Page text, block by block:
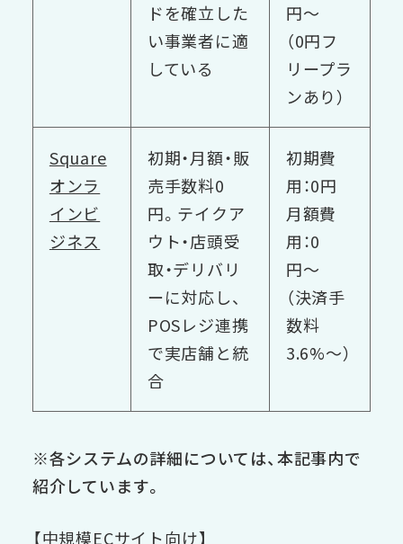
ドを確立した
い事業者に適
している
円〜
（0円フ
リープラ
ンあり）
Square
オンラ
インビ
ジネス
初期・月額・販
売手数料0
円。テイクア
ウト・店頭受
取・デリバリ
ーに対応し、
POSレジ連携
で実店舗と統
合
初期費
用：0円
月額費
用：0
円〜
（決済手
数料
3.6%〜）
※各システムの詳細については、本記事内で
紹介しています。
【中規模ECサイト向け】